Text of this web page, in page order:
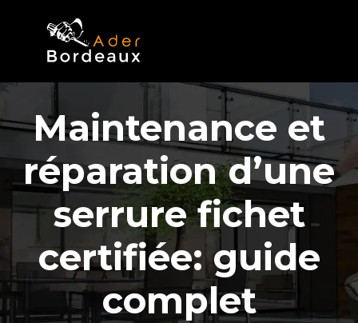
Maintenance et
réparation d’une
serrure fichet
certifiée: guide
complet